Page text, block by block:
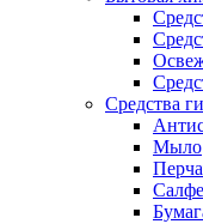
Средства
Мыло